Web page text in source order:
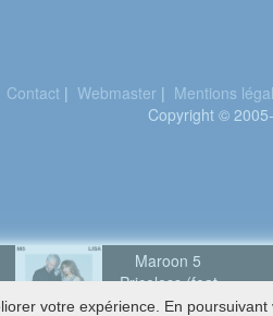
Maroon 5
Priceless (feat
Lisa)
Contact| Webmaster| Mentions
Copyright ©
votre expérience. En